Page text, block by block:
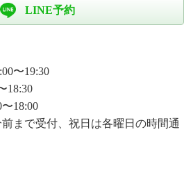
LINE予約
〜19:30
18:30
〜18:00
前まで受付、祝日は各曜日の時間通